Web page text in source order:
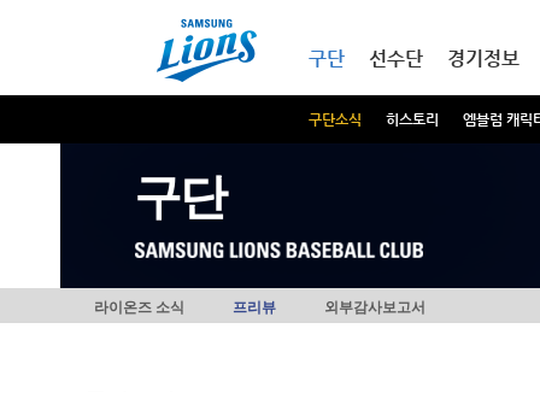
구단
구단소식 히스토리 엠블럼 캐릭
선수단 경기정보
구단
라이온즈 소식 프리뷰 외부감사보고서